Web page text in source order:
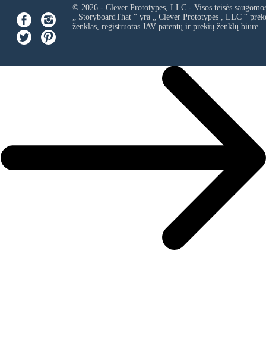
© 2026 - Clever Prototypes, LLC - Visos teisės
„ StoryboardThat “ yra „ Clever Prototypes , LLC“
ženklas, registruotas JAV patentų ir prekių ženklų biure.